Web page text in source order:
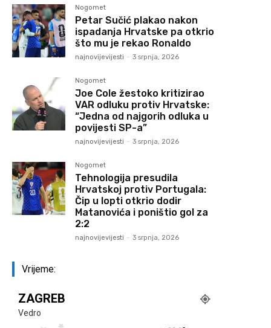
Nogomet
Petar Sučić plakao nakon
ispadanja Hrvatske pa otkrio
što mu je rekao Ronaldo
najnovijevijesti - 3 srpnja, 2026
Nogomet
Joe Cole žestoko kritizirao
VAR odluku protiv Hrvatske:
“Jedna od najgorih odluka u
povijesti SP-a”
najnovijevijesti - 3 srpnja, 2026
Nogomet
Tehnologija presudila
Hrvatskoj protiv Portugala:
Čip u lopti otkrio dodir
Matanovića i poništio gol za
2:2
najnovijevijesti - 3 srpnja, 2026
Vrijeme:
ZAGREB
Vedro